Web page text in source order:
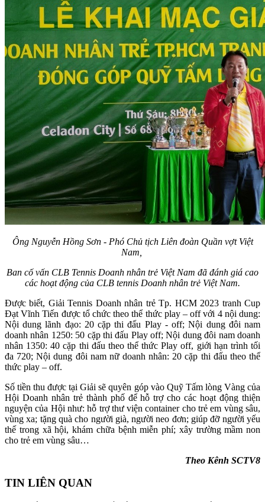
Ông Nguyễn Hồng Sơn - Phó Chủ tịch Liên đoàn Quần vợt Việt
Nam,
Ban cố vấn CLB Tennis Doanh nhân trẻ Việt Nam đã đánh giá cao
các hoạt động của CLB tennis Doanh nhân trẻ Việt Nam.
Được biết, Giải Tennis Doanh nhân trẻ Tp. HCM 2023 tranh Cup
Đạt Vĩnh Tiến được tổ chức theo thể thức play – off với 4 nội dung:
Nội dung lãnh đạo: 20 cặp thi đấu Play - off; Nội dung đôi nam
doanh nhân 1250: 50 cặp thi đấu Play off; Nội dung đôi nam doanh
nhân 1350: 40 cặp thi đấu theo thể thức Play off, giới hạn trình tối
đa 720; Nội dung đôi nam nữ doanh nhân: 20 cặp thi đấu theo thể
thức play – off.
Số tiền thu được tại Giải sẽ quyên góp vào Quỹ Tấm lòng Vàng của
Hội Doanh nhân trẻ thành phố để hỗ trợ cho các hoạt động thiện
nguyện của Hội như: hỗ trợ thư viện container cho trẻ em vùng sâu,
vùng xa; tặng quà cho người già, người neo đơn; giúp đỡ người yếu
thế trong xã hội, khám chữa bệnh miễn phí; xây trường mầm non
cho trẻ em vùng sâu…
Theo Kênh SCTV8
TIN LIÊN QUAN